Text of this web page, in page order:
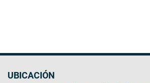
UBICACIÓN